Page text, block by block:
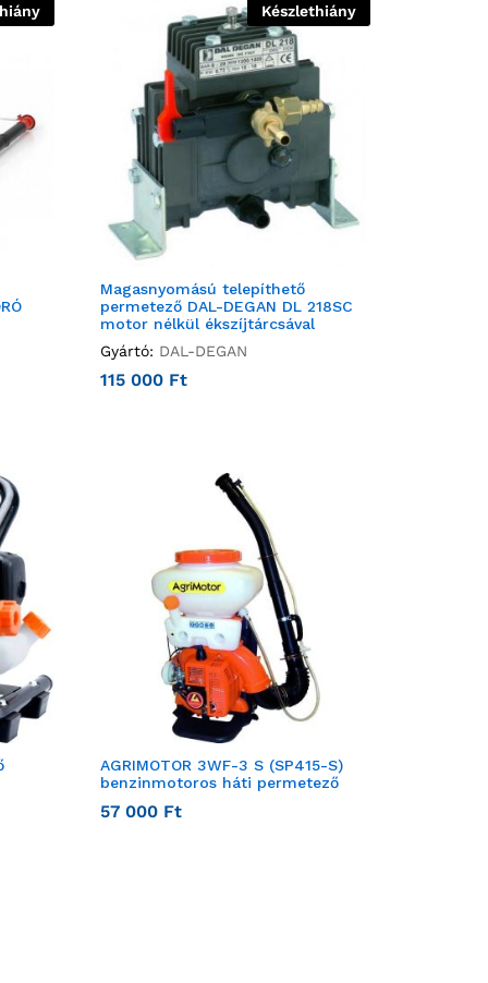
Készlethiány
Magasnyomású telepíthető
permetező DAL-DEGAN DL 218SC
motor nélkül ékszíjtárcsával
Gyártó: DAL-DEGAN
115 000 Ft
AGRIMOTOR 3WF-3 S (SP415-S)
benzinmotoros háti permetező
57 000 Ft